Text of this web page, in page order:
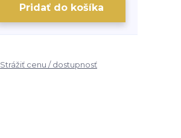
Pridať do košíka
Strážiť cenu / dostupnosť